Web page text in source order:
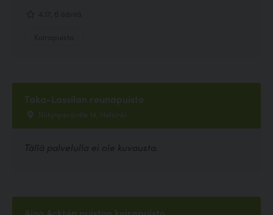
Taka-Lassilan reunapuisto
Niitynperäntie 14, Helsinki
Tällä palvelulla ei ole kuvausta.
Aino Acktén puiston koirapuisto